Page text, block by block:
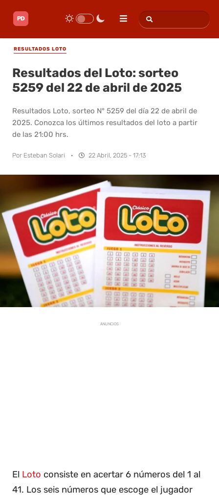
RESULTADOS LOTO
Resultados del Loto: sorteo
5259 del 22 de abril de 2025
Resultados Loto, sorteo N° 5259 del día 22 de abril de
2025. Conozca los últimos resultados del loto a partir
de las 21:00 hrs.
Por Esteban Solari · 22 Abril, 2025 - 17:13
ANUNCIOS
El Loto consiste en acertar 6 números del 1 al
41. Los seis números que escoge el jugador